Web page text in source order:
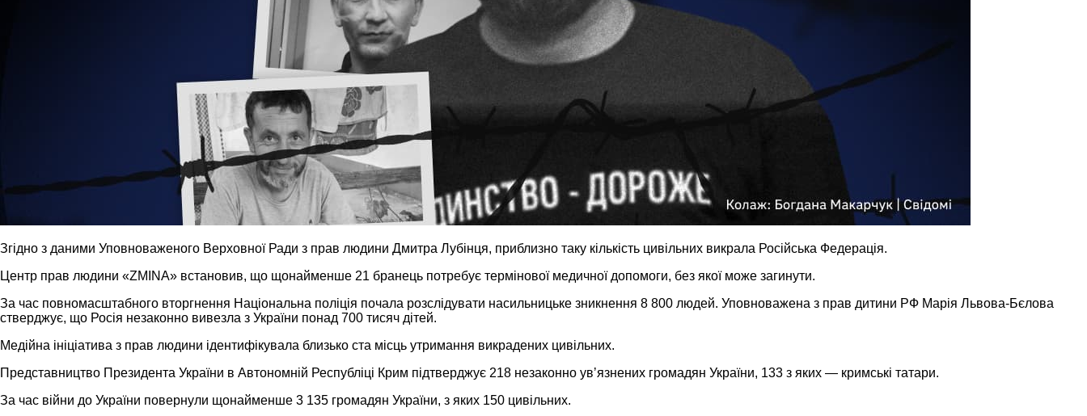
Згідно з даними Уповноваженого Верховної Ради з прав людини Дмитра Лубінця, приблизно таку кількість цивільних викрала Російська Федерація.
Центр прав людини «ZMINA» встановив, що щонайменше 21 бранець потребує термінової медичної допомоги, без якої може загинути.
За час повномасштабного вторгнення Національна поліція почала розслідувати насильницьке зникнення 8 800 людей. Уповноважена з прав дитини РФ Марія Львова-Бєлова
стверджує, що Росія незаконно вивезла з України понад 700 тисяч дітей.
Медійна ініціатива з прав людини ідентифікувала близько ста місць утримання викрадених цивільних.
Представництво Президента України в Автономній Республіці Крим підтверджує 218 незаконно увʼязнених громадян України, 133 з яких — кримські татари.
За час війни до України повернули щонайменше 3 135 громадян України, з яких 150 цивільних.